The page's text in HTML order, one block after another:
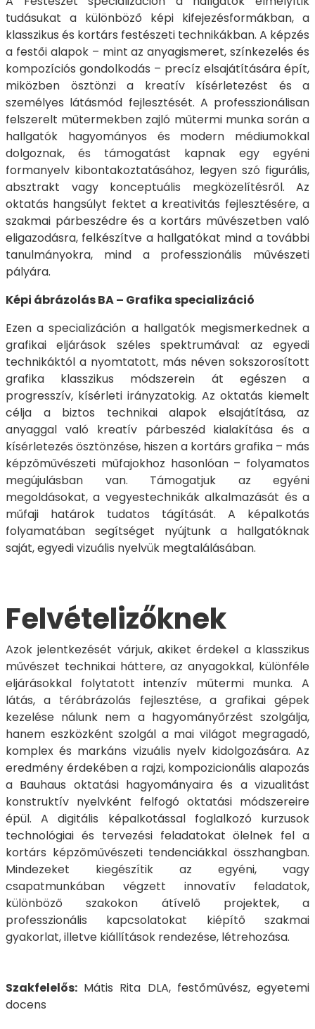
tudásukat a különböző képi kifejezésformákban, a
klasszikus és kortárs festészeti technikákban. A képzés
a festői alapok – mint az anyagismeret, színkezelés és
kompozíciós gondolkodás – precíz elsajátítására épít,
miközben ösztönzi a kreatív kísérletezést és a
személyes látásmód fejlesztését. A professzionálisan
felszerelt műtermekben zajló műtermi munka során a
hallgatók hagyományos és modern médiumokkal
dolgoznak, és támogatást kapnak egy egyéni
formanyelv kibontakoztatásához, legyen szó figurális,
absztrakt vagy konceptuális megközelítésről. Az
oktatás hangsúlyt fektet a kreativitás fejlesztésére, a
szakmai párbeszédre és a kortárs művészetben való
eligazodásra, felkészítve a hallgatókat mind a további
tanulmányokra, mind a professzionális művészeti
pályára.
Képi ábrázolás BA – Grafika specializáció
Ezen a specializáción a hallgatók megismerkednek a
grafikai eljárások széles spektrumával: az egyedi
technikáktól a nyomtatott, más néven sokszorosított
grafika klasszikus módszerein át egészen a
progresszív, kísérleti irányzatokig. Az oktatás kiemelt
célja a biztos technikai alapok elsajátítása, az
anyaggal való kreatív párbeszéd kialakítása és a
kísérletezés ösztönzése, hiszen a kortárs grafika – más
képzőművészeti műfajokhoz hasonlóan – folyamatos
megújulásban van. Támogatjuk az egyéni
megoldásokat, a vegyestechnikák alkalmazását és a
műfaji határok tudatos tágítását. A képalkotás
folyamatában segítséget nyújtunk a hallgatóknak
saját, egyedi vizuális nyelvük megtalálásában.
Felvételizőknek
Azok jelentkezését várjuk, akiket érdekel a klasszikus
művészet technikai háttere, az anyagokkal, különféle
eljárásokkal folytatott intenzív műtermi munka. A
látás, a térábrázolás fejlesztése, a grafikai gépek
kezelése nálunk nem a hagyományőrzést szolgálja,
hanem eszközként szolgál a mai világot megragadó,
komplex és markáns vizuális nyelv kidolgozására. Az
eredmény érdekében a rajzi, kompozicionális alapozás
a Bauhaus oktatási hagyományaira és a vizualitást
konstruktív nyelvként felfogó oktatási módszereire
épül. A digitális képalkotással foglalkozó kurzusok
technológiai és tervezési feladatokat ölelnek fel a
kortárs képzőművészeti tendenciákkal összhangban.
Mindezeket kiegészítik az egyéni, vagy
csapatmunkában végzett innovatív feladatok,
különböző szakokon átívelő projektek, a
professzionális kapcsolatokat kiépítő szakmai
gyakorlat, illetve kiállítások rendezése, létrehozása.
Szakfelelős: Mátis Rita DLA, festőművész, egyetemi
docens